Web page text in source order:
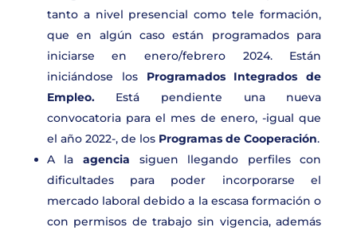
tanto a nivel presencial como tele formación,
que en algún caso están programados para
iniciarse en enero/febrero 2024. Están
iniciándose los Programados Integrados de
Empleo. Está pendiente una nueva
convocatoria para el mes de enero, -igual que
el año 2022-, de los Programas de Cooperación.
A la agencia siguen llegando perfiles con
dificultades para poder incorporarse el
mercado laboral debido a la escasa formación o
con permisos de trabajo sin vigencia, además